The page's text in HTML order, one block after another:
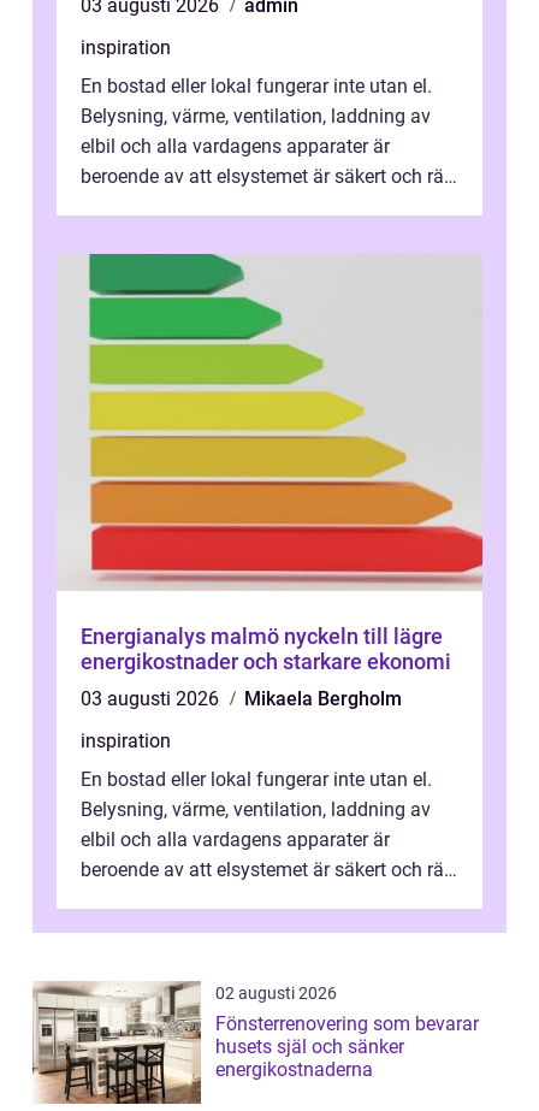
03 augusti 2026
admin
inspiration
En bostad eller lokal fungerar inte utan el.
Belysning, värme, ventilation, laddning av
elbil och alla vardagens apparater är
beroende av att elsystemet är säkert och rätt
Energianalys malmö nyckeln till lägre
energikostnader och starkare ekonomi
03 augusti 2026
Mikaela Bergholm
inspiration
En bostad eller lokal fungerar inte utan el.
Belysning, värme, ventilation, laddning av
elbil och alla vardagens apparater är
beroende av att elsystemet är säkert och rätt
02 augusti 2026
Fönsterrenovering som bevarar
husets själ och sänker
energikostnaderna